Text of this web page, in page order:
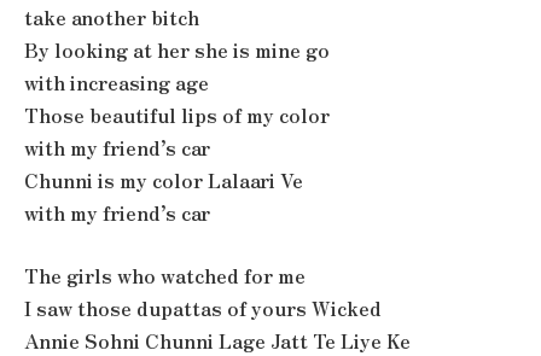
take another bitch
By looking at her she is mine go
with increasing age
Those beautiful lips of my color
with my friend’s car
Chunni is my color Lalaari Ve
with my friend’s car
The girls who watched for me
I saw those dupattas of yours Wicked
Annie Sohni Chunni Lage Jatt Te Liye Ke